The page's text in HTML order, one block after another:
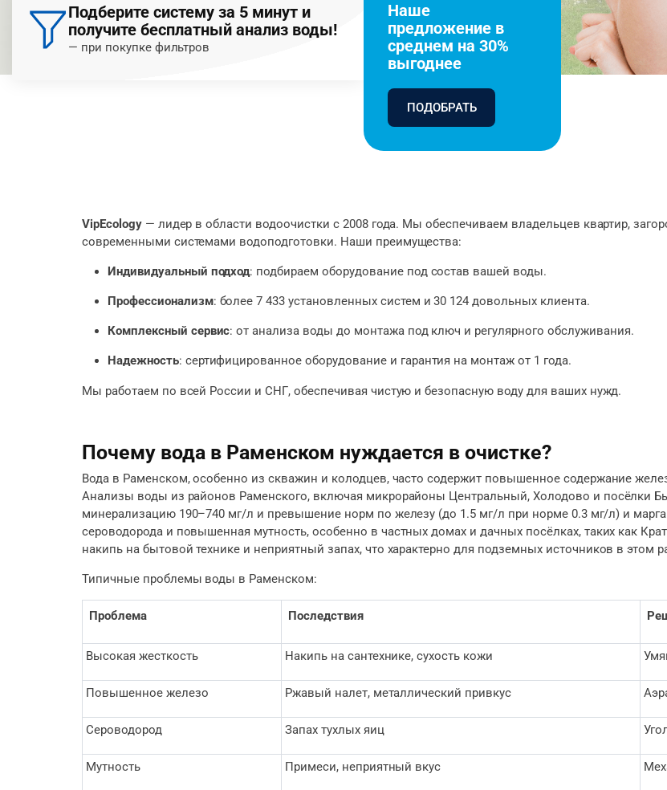
Подберите систему за 5 минут и
получите бесплатный анализ воды!
— при покупке фильтров
Наше
предложение в
среднем на 30%
выгоднее
ПОДОБРАТЬ
VipEcology— лидер в области водоочистки с 2008 года. Мы обеспечиваем владельцев квартир,
современными системами водоподготовки. Наши преимущества:
Индивидуальный подход: подбираем оборудование под состав вашей воды.
Профессионализм: более 7 433 установленных систем и 30 124 довольных клиента.
Комплексный сервис: от анализа воды до монтажа под ключ и регулярного обслуживания.
Надежность: сертифицированное оборудование и гарантия на монтаж от 1 года.
Мы работаем по всей России и СНГ, обеспечивая чистую и безопасную воду для ваших нужд.
Почему вода в Раменском нуждается в очистке?
Вода в Раменском, особенно из скважин и колодцев, часто содержит повышенное содержание
Анализы воды из районов Раменского, включая микрорайоны Центральный, Холодово и посёлки
минерализацию 190–740 мг/л и превышение норм по железу (до 1.5 мг/л при норме 0.3 мг/л) и
сероводорода и повышенная мутность, особенно в частных домах и дачных посёлках, таких как
накипь на бытовой технике и неприятный запах, что характерно для подземных источников в этом
Типичные проблемы воды в Раменском:
Проблема Последствия
Высокая жесткость Накипь на сантехнике, сухость кожи
Повышенное железо Ржавый налет, металлический привкус
Сероводород Запах тухлых яиц
Мутность Примеси, неприятный вкус